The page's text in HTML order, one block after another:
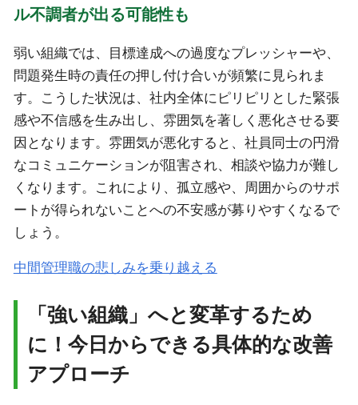
ル不調者が出る可能性も
弱い組織では、目標達成への過度なプレッシャーや、
問題発生時の責任の押し付け合いが頻繁に見られま
す。こうした状況は、社内全体にピリピリとした緊張
感や不信感を生み出し、雰囲気を著しく悪化させる要
因となります。雰囲気が悪化すると、社員同士の円滑
なコミュニケーションが阻害され、相談や協力が難し
くなります。これにより、孤立感や、周囲からのサポ
ートが得られないことへの不安感が募りやすくなるで
しょう。
中間管理職の悲しみを乗り越える
「強い組織」へと変革するため
に！今日からできる具体的な改善
アプローチ